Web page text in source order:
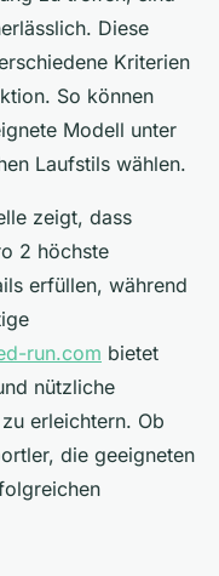
Diese
Kriterien
So können
Modell unter
Laufstils wählen.
zeigt, dass
2 höchste
erfüllen, während
run.com bietet
nützliche
erleichtern. Ob
die geeigneten